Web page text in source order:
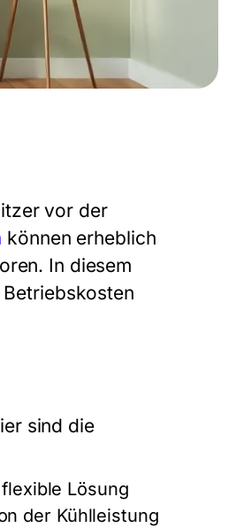
vor der
können erheblich
In diesem
sind die
Lösung
der Kühlleistung